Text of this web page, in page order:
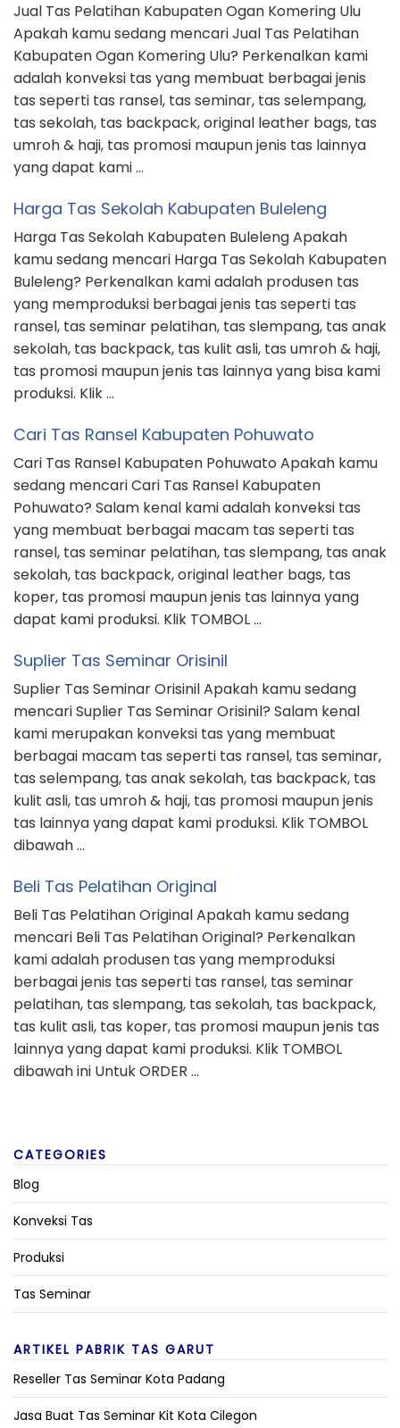
Jual Tas Pelatihan Kabupaten Ogan Komering Ulu
Apakah kamu sedang mencari Jual Tas Pelatihan
Kabupaten Ogan Komering Ulu? Perkenalkan kami
adalah konveksi tas yang membuat berbagai jenis
tas seperti tas ransel, tas seminar, tas selempang,
tas sekolah, tas backpack, original leather bags, tas
umroh & haji, tas promosi maupun jenis tas lainnya
yang dapat kami …
Harga Tas Sekolah Kabupaten Buleleng
Harga Tas Sekolah Kabupaten Buleleng Apakah
kamu sedang mencari Harga Tas Sekolah Kabupaten
Buleleng? Perkenalkan kami adalah produsen tas
yang memproduksi berbagai jenis tas seperti tas
ransel, tas seminar pelatihan, tas slempang, tas anak
sekolah, tas backpack, tas kulit asli, tas umroh & haji,
tas promosi maupun jenis tas lainnya yang bisa kami
produksi. Klik …
Cari Tas Ransel Kabupaten Pohuwato
Cari Tas Ransel Kabupaten Pohuwato Apakah kamu
sedang mencari Cari Tas Ransel Kabupaten
Pohuwato? Salam kenal kami adalah konveksi tas
yang membuat berbagai macam tas seperti tas
ransel, tas seminar pelatihan, tas slempang, tas anak
sekolah, tas backpack, original leather bags, tas
koper, tas promosi maupun jenis tas lainnya yang
dapat kami produksi. Klik TOMBOL …
Suplier Tas Seminar Orisinil
Suplier Tas Seminar Orisinil Apakah kamu sedang
mencari Suplier Tas Seminar Orisinil? Salam kenal
kami merupakan konveksi tas yang membuat
berbagai macam tas seperti tas ransel, tas seminar,
tas selempang, tas anak sekolah, tas backpack, tas
kulit asli, tas umroh & haji, tas promosi maupun jenis
tas lainnya yang dapat kami produksi. Klik TOMBOL
dibawah …
Beli Tas Pelatihan Original
Beli Tas Pelatihan Original Apakah kamu sedang
mencari Beli Tas Pelatihan Original? Perkenalkan
kami adalah produsen tas yang memproduksi
berbagai jenis tas seperti tas ransel, tas seminar
pelatihan, tas slempang, tas sekolah, tas backpack,
tas kulit asli, tas koper, tas promosi maupun jenis tas
lainnya yang dapat kami produksi. Klik TOMBOL
dibawah ini Untuk ORDER …
CATEGORIES
Blog
Konveksi Tas
Produksi
Tas Seminar
ARTIKEL PABRIK TAS GARUT
Reseller Tas Seminar Kota Padang
Jasa Buat Tas Seminar Kit Kota Cilegon